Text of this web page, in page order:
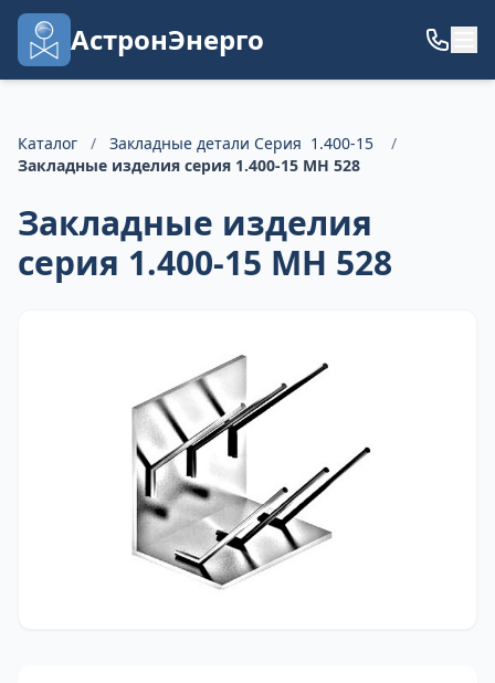
АстронЭнерго
Каталог / Закладные детали Серия 1.400-15
/
Закладные изделия серия 1.400-15 МН 528
Закладные изделия
серия 1.400-15 МН 528